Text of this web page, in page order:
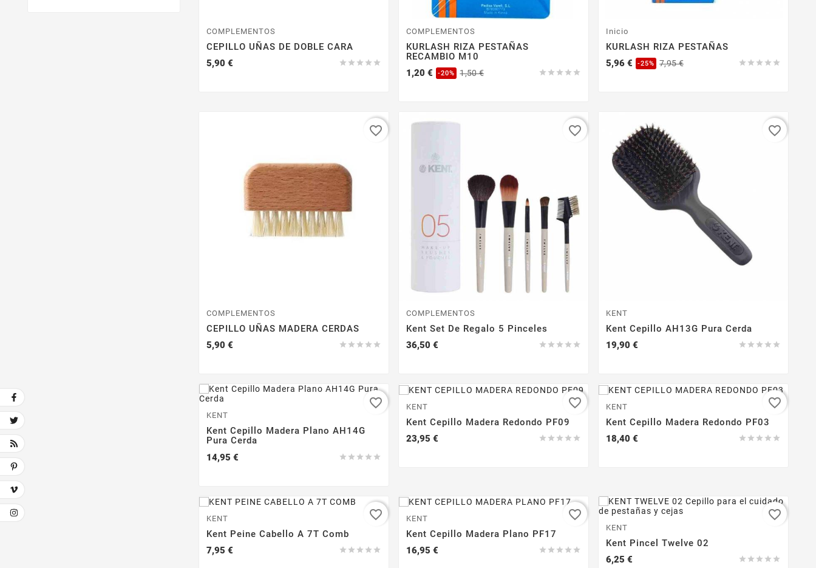
COMPLEMENTOS
CEPILLO UÑAS DE DOBLE CARA
    
5,90 €
COMPLEMENTOS
KURLASH RIZA PESTAÑAS
RECAMBIO M10
    
1,20 € -20% 1,50 €Precio
Precio
Inicio
KURLASH RIZA PESTAÑAS
    
5,96 € -25% 7,95 €Precio
Precio
COMPLEMENTOS
CEPILLO UÑAS MADERA CERDAS
    
5,90 €
favorite_border
COMPLEMENTOS
Kent Set De Regalo 5 Pinceles
    
36,50 €
favorite_border
KENT
Kent Cepillo AH13G Pura Cerda
    
19,90 €
favorite_border
KENT
Kent Cepillo Madera Plano AH14G
Pura Cerda
    
14,95 €
favorite_border KENT
Kent Cepillo Madera Redondo PF09
    
23,95 €
favorite_border KENT
Kent Cepillo Madera Redondo PF03
    
18,40 €
favorite_border
KENT
Kent Peine Cabello A 7T Comb
    
7,95 €
favorite_border KENT
Kent Cepillo Madera Plano PF17
    
16,95 €
favorite_border
KENT
Kent Pincel Twelve 02
    
6,25 €
favorite_border